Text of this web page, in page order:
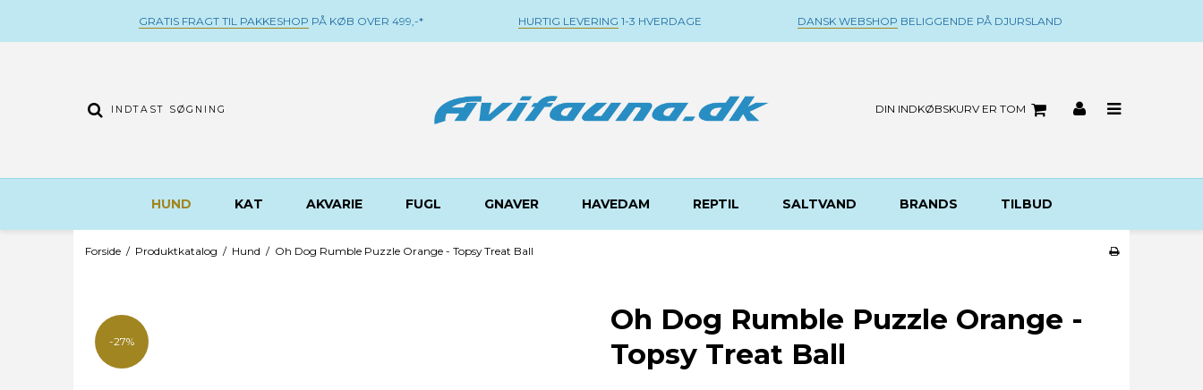
GRATIS FRAGT TIL PAKKESHOP PÅ KØB OVER 499,-* HURTIG LEVERING 1-3 HVERDAGE DANSK WEBSHOP BELIGGENDE PÅ DJURSLAND
DIN INDKØBSKURV ER TOM
HUND KAT AKVARIE FUGL GNAVER HAVEDAM REPTIL SALTVAND BRANDS TILBUD
Forside / Produktkatalog / Hund / Oh Dog Rumble Puzzle Orange - Topsy Treat Ball
-27%
Oh Dog Rumble Puzzle Orange -
Topsy Treat Ball